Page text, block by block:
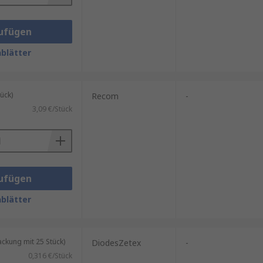
3,09 €/Stück
Recom -
mit 25 Stück)
0,316 €/Stück
DiodesZetex -